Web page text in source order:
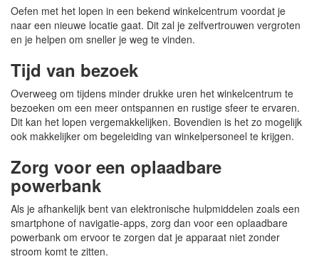
Oefen met het lopen in een bekend winkelcentrum voordat je
naar een nieuwe locatie gaat. Dit zal je zelfvertrouwen vergroten
en je helpen om sneller je weg te vinden.
Tijd van bezoek
Overweeg om tijdens minder drukke uren het winkelcentrum te
bezoeken om een meer ontspannen en rustige sfeer te ervaren.
Dit kan het lopen vergemakkelijken. Bovendien is het zo mogelijk
ook makkelijker om begeleiding van winkelpersoneel te krijgen.
Zorg voor een oplaadbare
powerbank
Als je afhankelijk bent van elektronische hulpmiddelen zoals een
smartphone of navigatie-apps, zorg dan voor een oplaadbare
powerbank om ervoor te zorgen dat je apparaat niet zonder
stroom komt te zitten.